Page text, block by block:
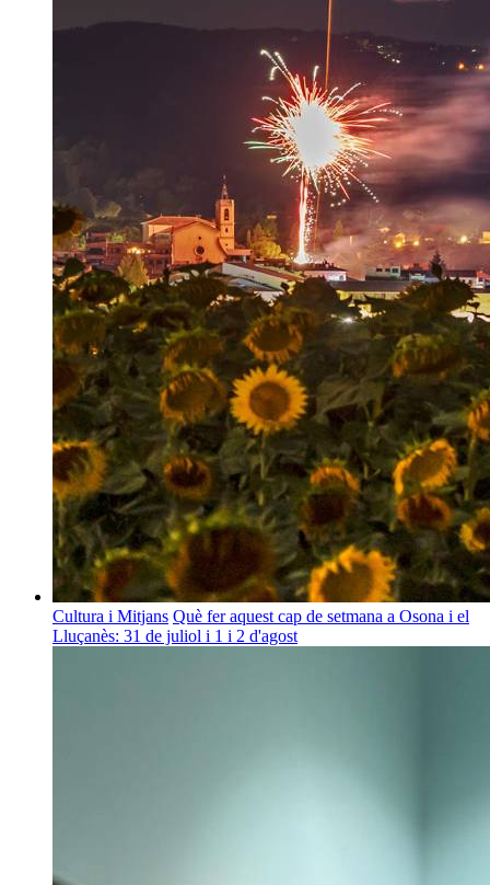
Cultura i Mitjans Què fer aquest cap de setmana a Osona i el
Lluçanès: 31 de juliol i 1 i 2 d'agost